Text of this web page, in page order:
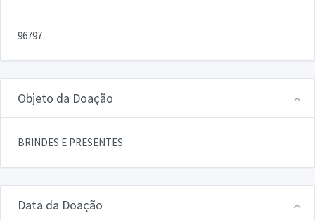
96797
Objeto da Doação
BRINDES E PRESENTES
Data da Doação